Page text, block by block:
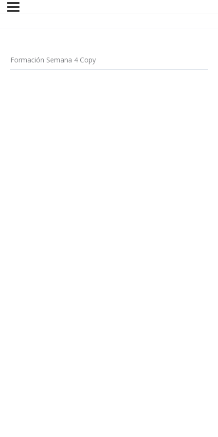
Formación Semana 4 Copy